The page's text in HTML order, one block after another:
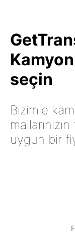
Kamyon
seçin
Bizimle
uygun bir